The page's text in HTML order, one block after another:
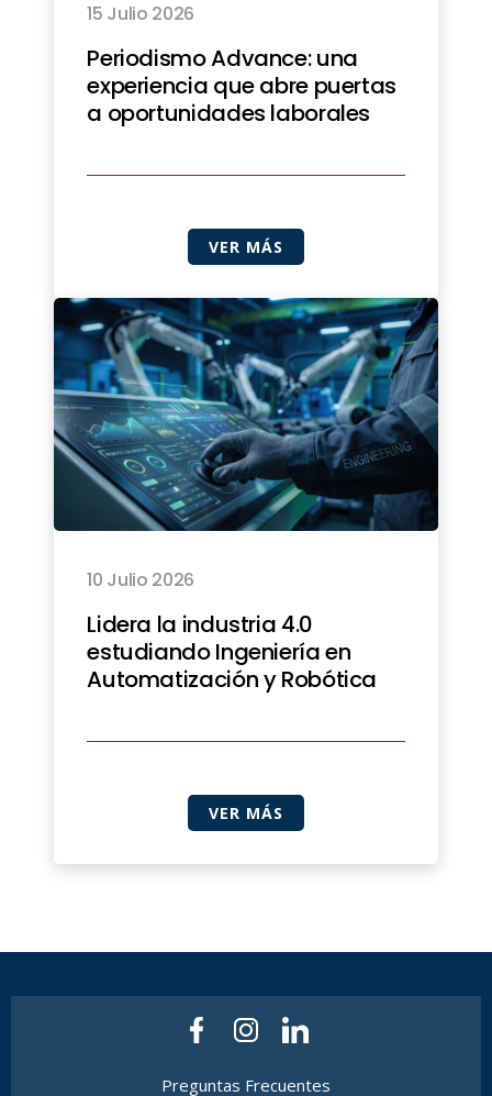
15 Julio 2026
Periodismo Advance: una
experiencia que abre puertas
a oportunidades laborales
VER MÁS
10 Julio 2026
Lidera la industria 4.0
estudiando Ingeniería en
Automatización y Robótica
VER MÁS